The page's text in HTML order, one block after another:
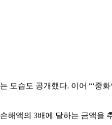
습도 공개했다. 이어 “‘중화
해액의 3배에 달하는 금액을